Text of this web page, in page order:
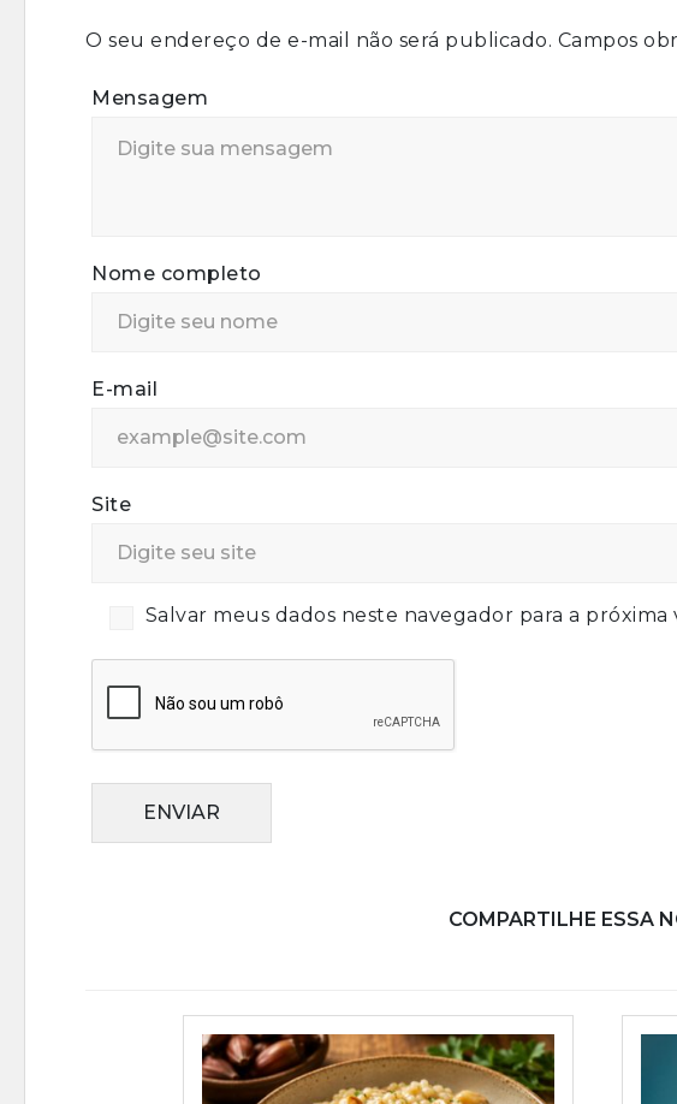
O seu endereço de e-mail não será publicado. Campos
Mensagem
Nome completo
E-mail
Site
Salvar meus dados neste navegador para a
ENVIAR
COMPARTILHE ESSA